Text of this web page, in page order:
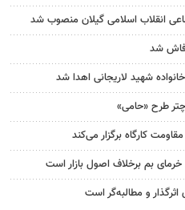
انقلاب اسلامی گیلان منصوب شد
فاش شد
شهید لاریجانی اهدا شد
کارگاه برگزار می‌کند
بم برخلاف اصول بازار است
و مطالبه‌گر است